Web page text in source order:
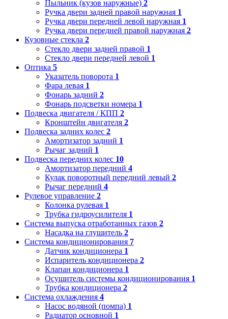
Пыльник (кузов наружные) 2
Ручка двери задней правой наружная 1
Ручка двери передней левой наружная 1
Ручка двери передней правой наружная 2
Кузовные стекла 2
Стекло двери задней правой 1
Стекло двери передней левой 1
Оптика 5
Указатель поворота 1
Фара левая 1
Фонарь задний 2
Фонарь подсветки номера 1
Подвеска двигателя / КПП 2
Кронштейн двигателя 2
Подвеска задних колес 2
Амортизатор задний 1
Рычаг задний 1
Подвеска передних колес 10
Амортизатор передний 4
Кулак поворотный передний левый 2
Рычаг передний 4
Рулевое управление 2
Колонка рулевая 1
Трубка гидроусилителя 1
Система выпуска отработанных газов 2
Насадка на глушитель 2
Система кондиционирования 7
Датчик кондиционера 1
Испаритель кондиционера 2
Клапан кондиционера 1
Осушитель системы кондиционирования 1
Трубка кондиционера 2
Система охлаждения 4
Насос водяной (помпа) 1
Радиатор основной 1